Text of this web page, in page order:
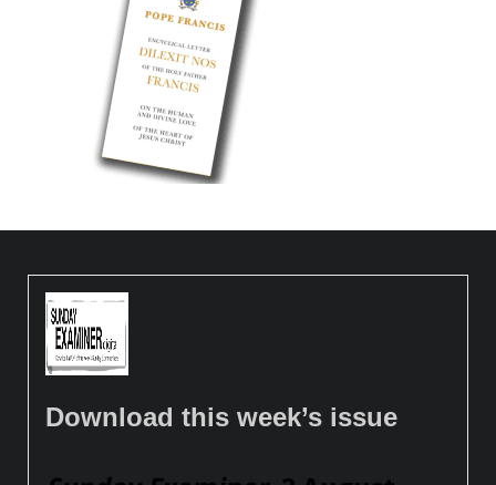
Download this week’s issue